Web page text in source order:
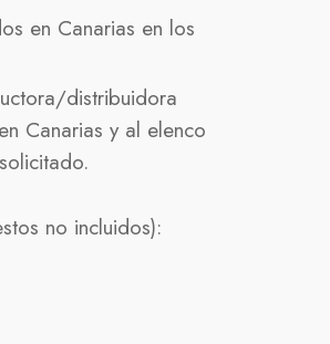
en Canarias en los
distribuidora
Canarias y al elenco
no incluidos):